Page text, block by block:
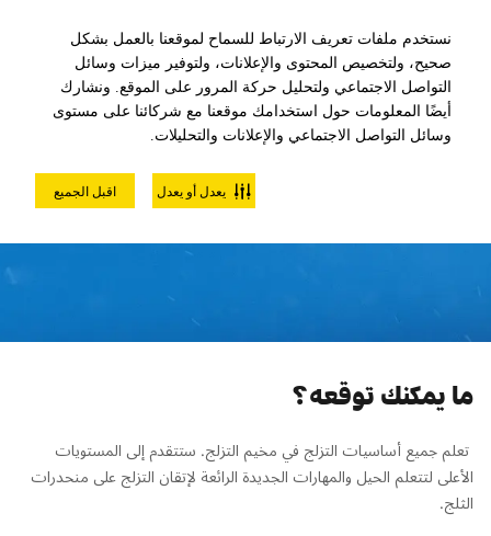
نستخدم ملفات تعريف الارتباط للسماح لموقعنا بالعمل بشكل
صحيح، ولتخصيص المحتوى والإعلانات، ولتوفير ميزات وسائل
التواصل الاجتماعي ولتحليل حركة المرور على الموقع. ونشارك
أيضًا المعلومات حول استخدامك موقعنا مع شركائنا على مستوى
وسائل التواصل الاجتماعي والإعلانات والتحليلات.
اقبل الجميع يعدل أو يعدل مخيم تزلج متقدم للكبار لمدة 5
ما يمكنك توقعه؟
تعلم جميع أساسيات التزلج في مخيم التزلج. ستتقدم إلى المستويات
الأعلى لتتعلم الحيل والمهارات الجديدة الرائعة لإتقان التزلج على منحدرات
الثلج.